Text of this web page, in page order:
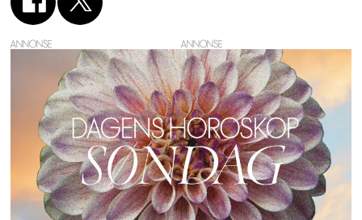
ANNONSE